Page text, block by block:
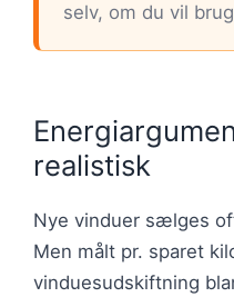
selv, om du vil
realistisk
Nye vinduer sælges
Men målt pr. sparet
vinduesudskiftning